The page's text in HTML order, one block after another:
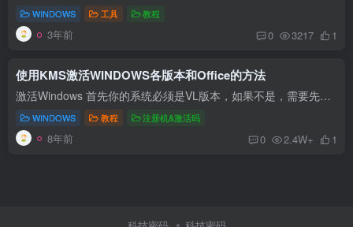
WINDOWS 工具 教程
3年前 0 3217 1
使用KMS激活WINDOWS各版本和Office的方法
激活Windows 首先你的系统必须是VL版本，如果不是，需要先更换密钥。操作如下： 执行： wmic os get caption 执行此命令后会看到系统版本，然后在本文末找到对应的key。在管理员权限的cmd或者po...
WINDOWS 教程 注册机&激活码
8年前 0 2.4W+ 1